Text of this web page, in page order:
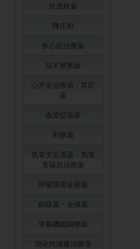
抗血栓薬
降圧剤
狭心症治療薬
抗不整脈薬
心不全治療薬・昇圧
薬
血管拡張薬
利尿薬
気管支拡張薬・気管
支喘息治療薬
呼吸障害改善薬
鎮咳薬・去痰薬
胃腸機能調整薬
消化性潰瘍治療薬